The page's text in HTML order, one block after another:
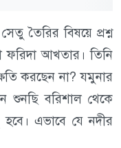
তৈরির বিষয়ে প্রশ্ন
ফরিদা আখতার। তিনি
করছেন না? যমুনার
শুনছি বরিশাল থেকে
এভাবে যে নদীর